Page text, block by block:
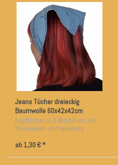
Jeans Tücher dreieckig
Baumwolle 60x42x42cm
Kopftücher in 2 Blautönen, mit
Stickereien und teilweise
ab 1,30 € *